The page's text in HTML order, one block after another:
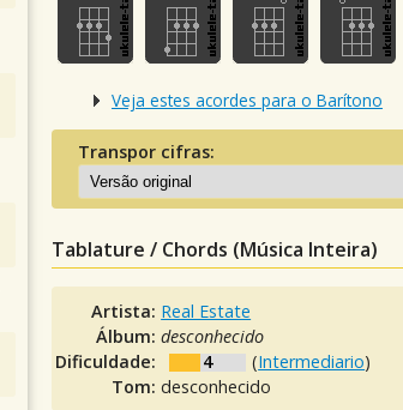
Veja estes acordes para o Barítono
Transpor cifras:
Tablature / Chords (Música Inteira)
Artista: Real Estate
Álbum:desconhecido
Dificuldade:
4 (Intermediario)
Tom:desconhecido